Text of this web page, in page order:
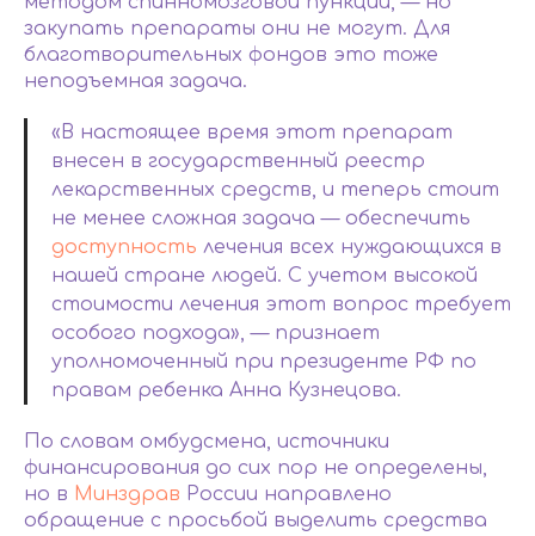
закупать препараты они не могут. Для
благотворительных фондов это тоже
неподъемная задача.
«В настоящее время этот препарат
внесен в государственный реестр
лекарственных средств, и теперь стоит
не менее сложная задача — обеспечить
доступность лечения всех нуждающихся в
нашей стране людей. С учетом высокой
стоимости лечения этот вопрос требует
особого подхода», — признает
уполномоченный при президенте РФ по
правам ребенка Анна Кузнецова.
По словам омбудсмена, источники
финансирования до сих пор не определены,
но в Минздрав России направлено
обращение с просьбой выделить средства